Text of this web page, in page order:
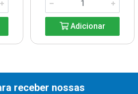
Adicionar
receber nossas